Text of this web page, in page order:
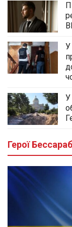
У
У
Герої